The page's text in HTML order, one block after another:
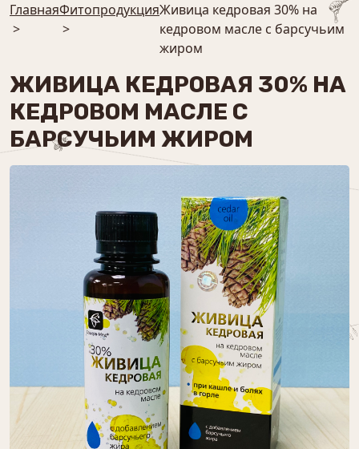
Главная
>
Фитопродукция
>
Живица кедровая 30% на
кедровом масле с барсучьим
жиром
ЖИВИЦА КЕДРОВАЯ 30% НА
КЕДРОВОМ МАСЛЕ С
БАРСУЧЬИМ ЖИРОМ